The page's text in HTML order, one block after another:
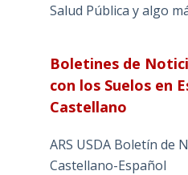
Salud Pública y algo
Boletines de
con los Suelos en
Castellano
ARS USDA Boletín de
Castellano-Español